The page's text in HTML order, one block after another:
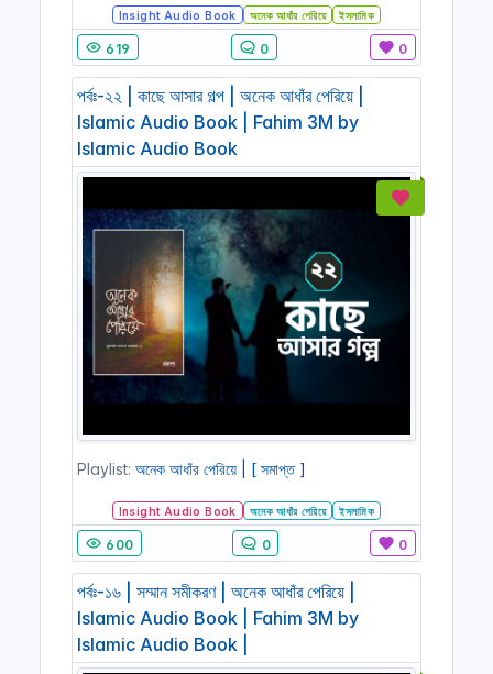
Insight Audio Book অনেক আধাঁর পেরিয়ে ইসলামিক
619 0 0
পর্বঃ-২২ | কাছে আসার গল্প | অনেক আধাঁর পেরিয়ে |
Islamic Audio Book | Fahim 3M by
Islamic Audio Book
Playlist: অনেক আধাঁর পেরিয়ে | [ সমাপ্ত ]
Insight Audio Book অনেক আধাঁর পেরিয়ে ইসলামিক
600 0 0
পর্বঃ-১৬ | সম্মান সমীকরণ | অনেক আধাঁর পেরিয়ে |
Islamic Audio Book | Fahim 3M by
Islamic Audio Book |